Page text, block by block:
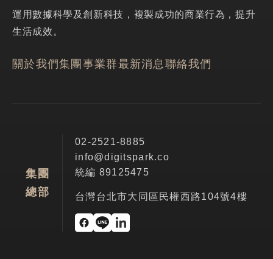
運用數據科學及創新科技，複製成功的商業行為，提升
生活成效。
關於我們集團事業群最新消息聯絡我們
集團
總部
02-2521-8885
info@digitspark.co
統編 89125475
台灣台北市大同區民權西路104號4樓